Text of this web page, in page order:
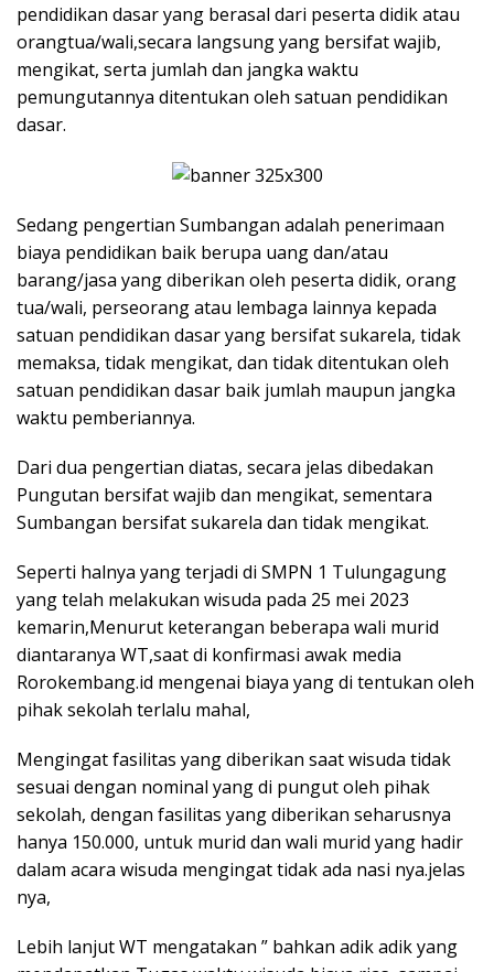
pendidikan dasar yang berasal dari peserta didik atau
orangtua/wali,secara langsung yang bersifat wajib,
mengikat, serta jumlah dan jangka waktu
pemungutannya ditentukan oleh satuan pendidikan
dasar.
Sedang pengertian Sumbangan adalah penerimaan
biaya pendidikan baik berupa uang dan/atau
barang/jasa yang diberikan oleh peserta didik, orang
tua/wali, perseorang atau lembaga lainnya kepada
satuan pendidikan dasar yang bersifat sukarela, tidak
memaksa, tidak mengikat, dan tidak ditentukan oleh
satuan pendidikan dasar baik jumlah maupun jangka
waktu pemberiannya.
Dari dua pengertian diatas, secara jelas dibedakan
Pungutan bersifat wajib dan mengikat, sementara
Sumbangan bersifat sukarela dan tidak mengikat.
Seperti halnya yang terjadi di SMPN 1 Tulungagung
yang telah melakukan wisuda pada 25 mei 2023
kemarin,Menurut keterangan beberapa wali murid
diantaranya WT,saat di konfirmasi awak media
Rorokembang.id mengenai biaya yang di tentukan oleh
pihak sekolah terlalu mahal,
Mengingat fasilitas yang diberikan saat wisuda tidak
sesuai dengan nominal yang di pungut oleh pihak
sekolah, dengan fasilitas yang diberikan seharusnya
hanya 150.000, untuk murid dan wali murid yang hadir
dalam acara wisuda mengingat tidak ada nasi nya.jelas
nya,
Lebih lanjut WT mengatakan ” bahkan adik adik yang